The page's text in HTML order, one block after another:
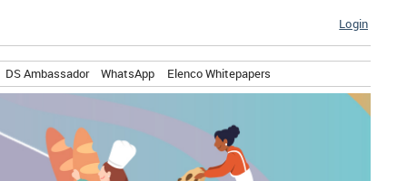
Login
DS Ambassador WhatsApp Elenco Whitepapers